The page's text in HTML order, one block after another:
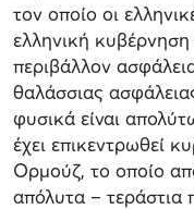
τον οποίο οι
ελληνική
περιβάλλον
θαλάσσιας
φυσικά είναι
έχει επικεντρωθεί
Ορμούζ, το οποίο
απόλυτα – τεράστια